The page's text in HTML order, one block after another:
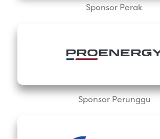
Sponsor Perak
Sponsor Perunggu